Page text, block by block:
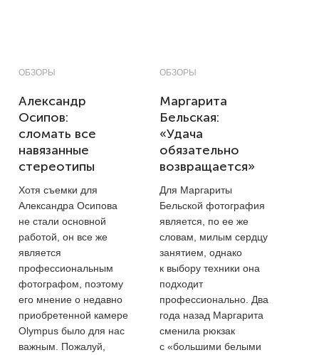
ОБЗОРЫ
Александр
Осипов:
сломать все
навязанные
стереотипы
Хотя съемки для
Александра Осипова
не стали основной
работой, он все же
является
профессиональным
фотографом, поэтому
его мнение о недавно
приобретенной камере
Olympus было для нас
важным. Пожалуй,
ОБЗОРЫ
Маргарита
Бельская:
«Удача
обязательно
возвращается»
Для Маргариты
Бельской фотография
является, по ее же
словам, милым сердцу
занятием, однако
к выбору техники она
подходит
профессионально. Два
года назад Маргарита
сменила рюкзак
с «большими белыми